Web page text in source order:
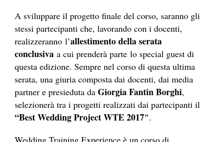
A sviluppare il progetto finale del corso, saranno gli
stessi partecipanti che, lavorando con i docenti,
realizzeranno l’allestimento della serata
conclusiva a cui prenderà parte lo special guest di
questa edizione. Sempre nel corso di questa ultima
serata, una giuria composta dai docenti, dai media
partner e presieduta da Giorgia Fantin Borghi,
selezionerà tra i progetti realizzati dai partecipanti il
“Best Wedding Project WTE 2017″.
Wedding Training Experience è un corso di